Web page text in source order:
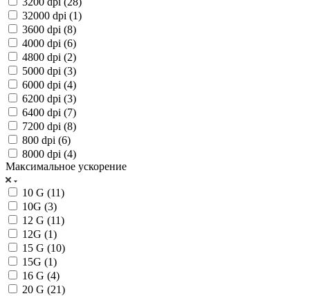
32000 dpi (1)
3600 dpi (8)
4000 dpi (6)
4800 dpi (2)
5000 dpi (3)
6000 dpi (4)
6200 dpi (3)
6400 dpi (7)
7200 dpi (8)
800 dpi (6)
8000 dpi (4)
Максимальное ускорение
10 G (11)
10G (3)
12 G (11)
12G (1)
15 G (10)
15G (1)
16 G (4)
20 G (21)